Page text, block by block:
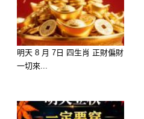
你是一個 堅強、獨
你外表看似冷靜，
喜歡挑戰自我，不輕
中的美好。
明天 8 月 7日 四生肖 正財偏財
一切來...